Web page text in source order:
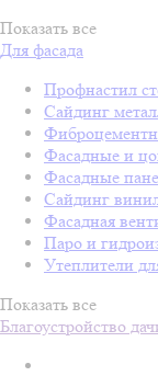
Показать все
Для фасада
Профнастил
Сайдинг
Фасадные и
Фасадные
Сайдинг
Фасадная
Паро и
Утеплители
Показать все
Благоустройство